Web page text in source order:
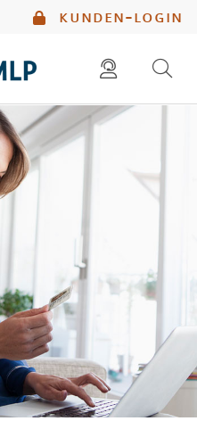
kunden-login
diese website durchsuchen
mlp berater finden